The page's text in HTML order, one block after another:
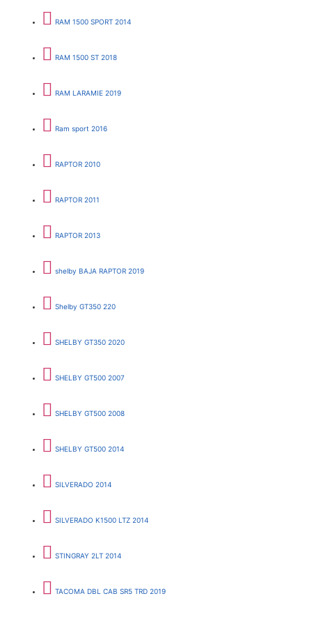
RAM 1500 SPORT 2014
RAM 1500 ST 2018
RAM LARAMIE 2019
Ram sport 2016
RAPTOR 2010
RAPTOR 2011
RAPTOR 2013
shelby BAJA RAPTOR 2019
Shelby GT350 220
SHELBY GT350 2020
SHELBY GT500 2007
SHELBY GT500 2008
SHELBY GT500 2014
SILVERADO 2014
SILVERADO K1500 LTZ 2014
STINGRAY 2LT 2014
TACOMA DBL CAB SR5 TRD 2019